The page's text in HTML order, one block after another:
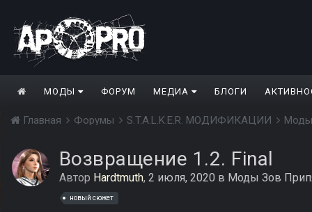
МОДЫ ФОРУМ МЕДИА БЛОГИ
Главная Форумы S.T.A.L.K.E.R. МОДИФИКАЦИИ
Возвращение 1.2. Final
Автор Hardtmuth, 2 июля, 2020 в Моды Зов
новый сюжет